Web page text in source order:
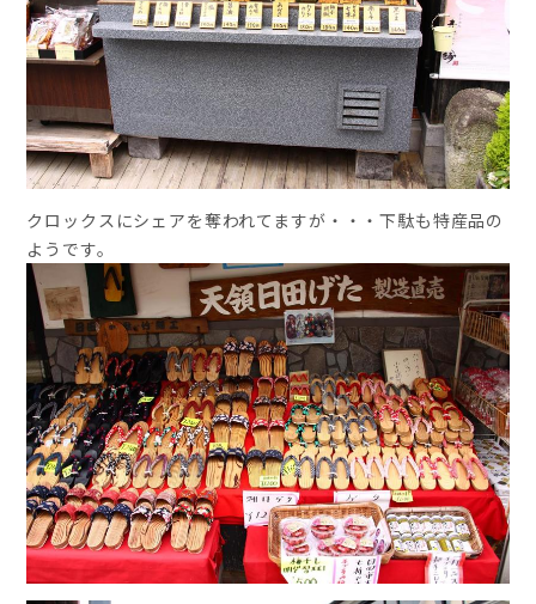
クロックスにシェアを奪われてますが・・・下駄も特産品の
ようです。